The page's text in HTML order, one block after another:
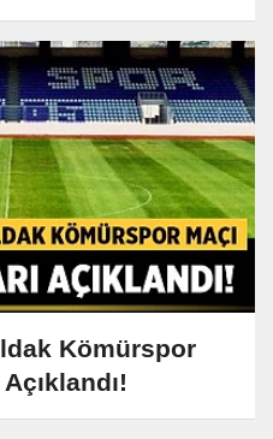
Kömürspor